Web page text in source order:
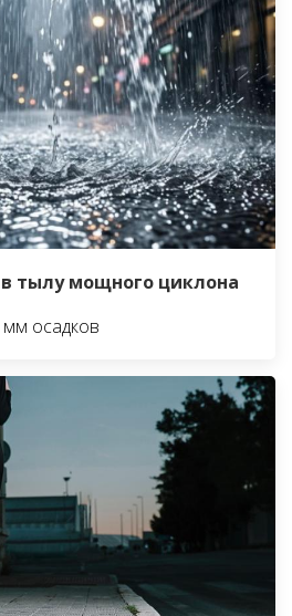
тылу мощного циклона
мм осадков